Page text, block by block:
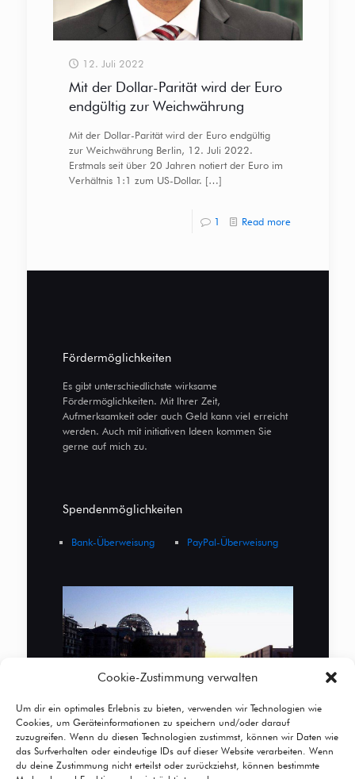
Cookie-Zustimmung verwalten
Um dir ein optimales Erlebnis zu bieten, verwenden wir Technologien wie
Cookies, um Geräteinformationen zu speichern und/oder darauf
zuzugreifen. Wenn du diesen Technologien zustimmst, können wir Daten wie
das Surfverhalten oder eindeutige IDs auf dieser Website verarbeiten. Wenn
du deine Zustimmung nicht erteilst oder zurückziehst, können bestimmte
12. Juli 2022
Mit der Dollar-Parität wird der Euro
endgültig zur Weichwährung
Mit der Dollar-Parität wird der Euro endgültig
zur Weichwährung Berlin, 12. Juli 2022.
Erstmals seit über 20 Jahren notiert der Euro im
Verhältnis 1:1 zum US-Dollar. […]
1 Read more
Fördermöglichkeiten
Es gibt unterschiedlichste wirksame
Fördermöglichkeiten. Mit Ihrer Zeit,
Aufmerksamkeit oder auch Geld kann viel erreicht
werden. Auch mit initiativen Ideen kommen Sie
gerne auf mich zu.
Spendenmöglichkeiten
Bank-Überweisung PayPal-Überweisung